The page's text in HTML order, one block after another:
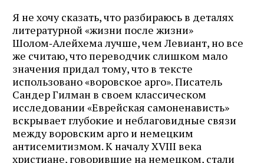
Я не хочу сказать, что разбираюсь в деталях
литературной «жизни после жизни»
Шолом‑Алейхема лучше, чем Левиант, но все
же считаю, что переводчик слишком мало
значения придал тому, что в тексте
использовано «воровское арго». Писатель
Сандер Гилман в своем классическом
исследовании «Еврейская самоненависть»
вскрывает глубокие и неблаговидные связи
между воровским арго и немецким
антисемитизмом. К началу XVIII века
христиане, говорившие на немецком, стали